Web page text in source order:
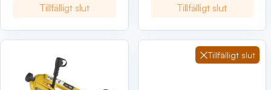
Tillfälligt slut Tillfälligt slut
Tillfälligt slut